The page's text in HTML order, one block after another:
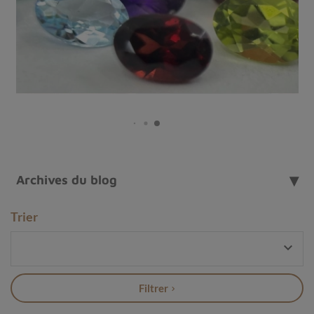
Pierre Hypersthène
Archives du blog
Trier

Filtrer